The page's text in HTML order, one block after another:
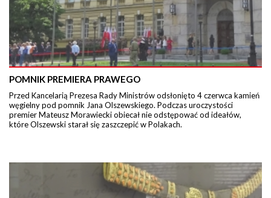
POMNIK PREMIERA PRAWEGO
Przed Kancelarią Prezesa Rady Ministrów odsłonięto 4 czerwca kamień
węgielny pod pomnik Jana Olszewskiego. Podczas uroczystości
premier Mateusz Morawiecki obiecał nie odstępować od ideałów,
które Olszewski starał się zaszczepić w Polakach.